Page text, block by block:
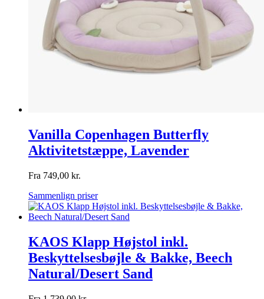
Vanilla Copenhagen Butterfly
Aktivitetstæppe, Lavender
Fra 749,00 kr.
Sammenlign priser
KAOS Klapp Højstol inkl.
Beskyttelsesbøjle & Bakke, Beech
Natural/Desert Sand